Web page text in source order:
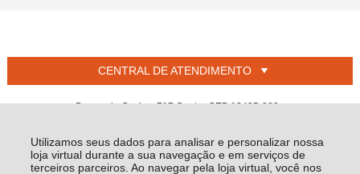
Utilizamos seus dados para analisar e personalizar nossa
loja virtual durante a sua navegação e em serviços de
terceiros parceiros. Ao navegar pela loja virtual, você nos
CENTRAL DE ATENDIMENTO
Duque de Caxias, 717 Centro CEP 13495-029 -
L PEDROSO JUNIOR - CNPJ: 01.805.892/0001-60
Todos os direitos reservados-Welban-2026